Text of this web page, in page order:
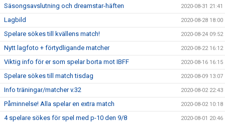
Säsongsavslutning och dreamstar-häften 2020-08-31 21:41
Lagbild 2020-08-28 18:00
Spelare sökes till kvällens match! 2020-08-24 09:52
Nytt lagfoto + förtydligande matcher 2020-08-22 16:12
Viktig info för er som spelar borta mot IBFF 2020-08-16 16:15
Spelare sökes till match tisdag 2020-08-09 13:07
Info träningar/matcher v.32 2020-08-02 22:43
Påminnelse! Alla spelar en extra match 2020-08-02 10:18
4 spelare sökes för spel med p-10 den 9/8 2020-08-01 20:46